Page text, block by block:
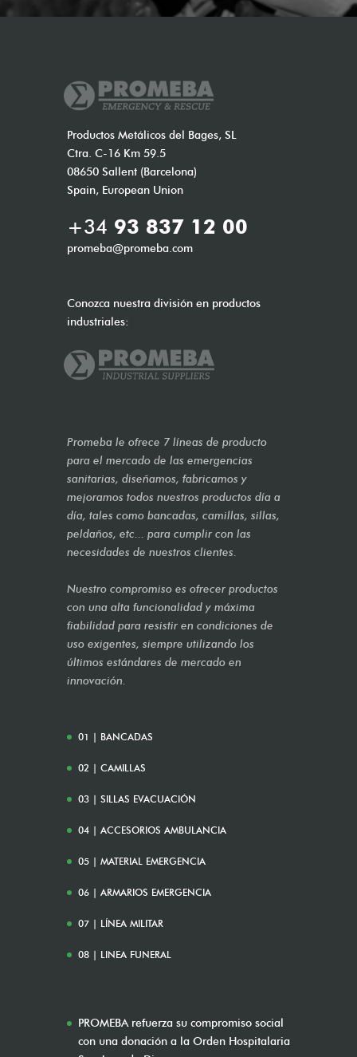
Productos Metálicos del Bages, SL
Ctra. C-16 Km 59.5
08650 Sallent (Barcelona)
Spain, European Union
+34 93 837 12 00
promeba@promeba.com
Conozca nuestra división en productos
industriales:
Promeba le ofrece 7 líneas de producto
para el mercado de las emergencias
sanitarias, diseñamos, fabricamos y
mejoramos todos nuestros productos día a
día, tales como bancadas, camillas, sillas,
peldaños, etc... para cumplir con las
necesidades de nuestros clientes.
Nuestro compromiso es ofrecer productos
con una alta funcionalidad y máxima
fiabilidad para resistir en condiciones de
uso exigentes, siempre utilizando los
últimos estándares de mercado en
innovación.
01 | BANCADAS
02 | CAMILLAS
03 | SILLAS EVACUACIÓN
04 | ACCESORIOS AMBULANCIA
05 | MATERIAL EMERGENCIA
06 | ARMARIOS EMERGENCIA
07 | LÍNEA MILITAR
08 | LINEA FUNERAL
PROMEBA refuerza su compromiso social
con una donación a la Orden Hospitalaria